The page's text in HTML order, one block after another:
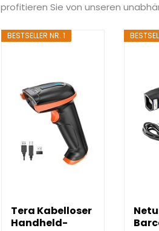
profitieren Sie von unseren
BESTSELLER NR. 1
Tera Kabelloser
Handheld-